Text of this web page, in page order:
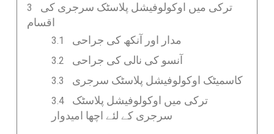
ترکی میں اوکولوفیشل پلاسٹک سرجری کی
اقسام
مدار اور آنکھ کی جراحی
آنسو کی نالی کی جراحی
کاسمیٹک اوکولوفیشل پلاسٹک سرجری
ترکی میں اوکولوفیشل پلاسٹک
سرجری کے لئے اچھا امیدوار